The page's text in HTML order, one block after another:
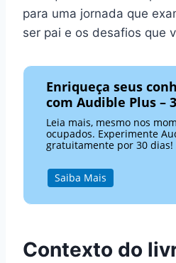
para uma jornada que
ser pai e os desafios que
Enriqueça seus
com Audible Plus –
Leia mais, mesmo nos
ocupados. Experimente
gratuitamente por 30 dias!
Saiba Mais
Contexto do